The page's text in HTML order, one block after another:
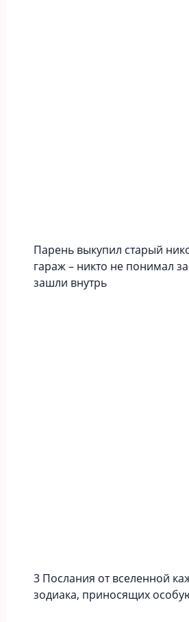
Парень выкупил старый
гараж – никто не понимал
зашли внутрь
3 Послания от вселенной
зодиака, приносящих